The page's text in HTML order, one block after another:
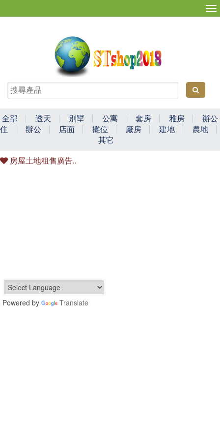
全部 透天 別墅 公寓 套房 雅房
辦公
住
辦公 店面 攤位 廠房 建地
農地
其它
房屋土地租售廣告..
Powered by Translate